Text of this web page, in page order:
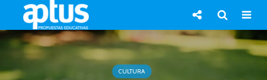
CULTURA